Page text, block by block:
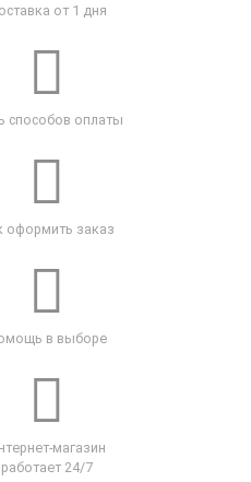
от 1 дня
способов оплаты
оформить заказ
в выборе
магазин
работает 24/7